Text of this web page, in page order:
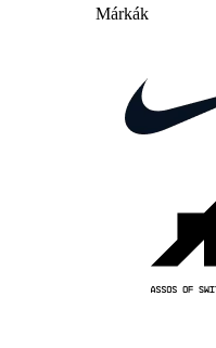
Márkák